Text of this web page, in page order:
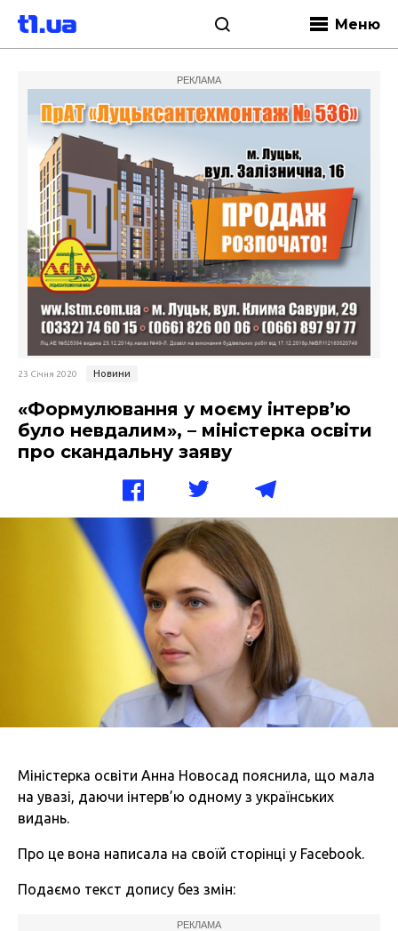
Меню
РЕКЛАМА
23 Січня 2020 Новини
«Формулювання у моєму інтерв’ю
було невдалим», – міністерка освіти
про скандальну заяву
Міністерка освіти Анна Новосад пояснила, що мала
на увазі, даючи інтерв’ю одному з українських
видань.
Про це вона написала на своїй сторінці у Facebook.
Подаємо текст допису без змін:
РЕКЛАМА